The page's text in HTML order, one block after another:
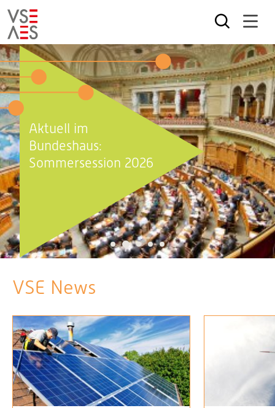
Direkt
zum
Inhalt
Aktuell im
Bundeshaus:
Sommersession 2026
1 2 3 4 5
VSE News